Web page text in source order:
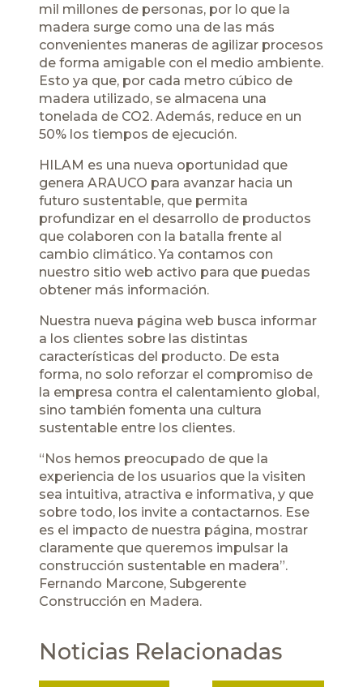
mil millones de personas, por lo que la
madera surge como una de las más
convenientes maneras de agilizar procesos
de forma amigable con el medio ambiente.
Esto ya que, por cada metro cúbico de
madera utilizado, se almacena una
tonelada de CO2. Además, reduce en un
50% los tiempos de ejecución.
HILAM es una nueva oportunidad que
genera ARAUCO para avanzar hacia un
futuro sustentable, que permita
profundizar en el desarrollo de productos
que colaboren con la batalla frente al
cambio climático. Ya contamos con
nuestro sitio web activo para que puedas
obtener más información.
Nuestra nueva página web busca informar
a los clientes sobre las distintas
características del producto. De esta
forma, no solo reforzar el compromiso de
la empresa contra el calentamiento global,
sino también fomenta una cultura
sustentable entre los clientes.
“Nos hemos preocupado de que la
experiencia de los usuarios que la visiten
sea intuitiva, atractiva e informativa, y que
sobre todo, los invite a contactarnos. Ese
es el impacto de nuestra página, mostrar
claramente que queremos impulsar la
construcción sustentable en madera”.
Fernando Marcone, Subgerente
Construcción en Madera.
Noticias Relacionadas